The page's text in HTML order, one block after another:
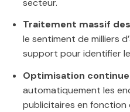
Traitement massif
le sentiment de milliers
support pour identifier
Optimisation
automatiquement les
publicitaires en fonction